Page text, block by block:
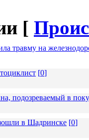
[
травму на
[0]
подозреваемый в
в Шадринске [0]